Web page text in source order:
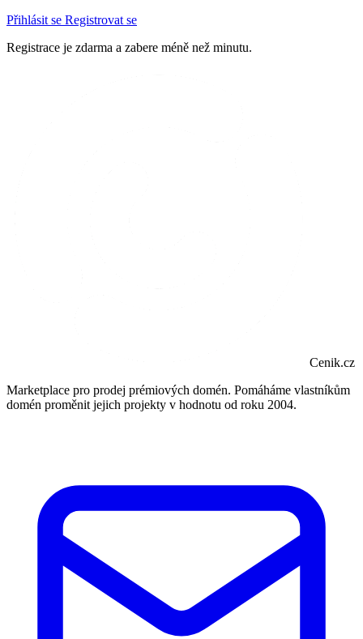
Přihlásit se Registrovat se
Registrace je zdarma a zabere méně než minutu.
Cenik.cz
Marketplace pro prodej prémiových domén. Pomáháme vlastníkům
domén proměnit jejich projekty v hodnotu od roku 2004.